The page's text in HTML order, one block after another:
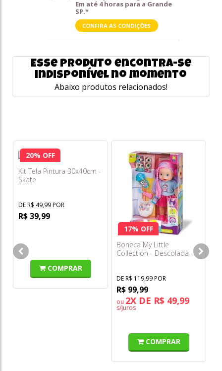
Em até 4 horas para a Grande
SP.*
CONFIRA AS CONDIÇÕES
Esse produto encontra-se
indisponível no momento
Abaixo produtos relacionados!
20% OFF
Kit Tela Pintura 30x40cm -
Skate
DE R$ 49,99 POR
R$ 39,99
COMPRAR
17% OFF
Boneca My Little
Collection - Descolada -
DE R$ 119,99 POR
R$ 99,99
ou 2X DE R$ 49,99
s/juros
COMPRAR